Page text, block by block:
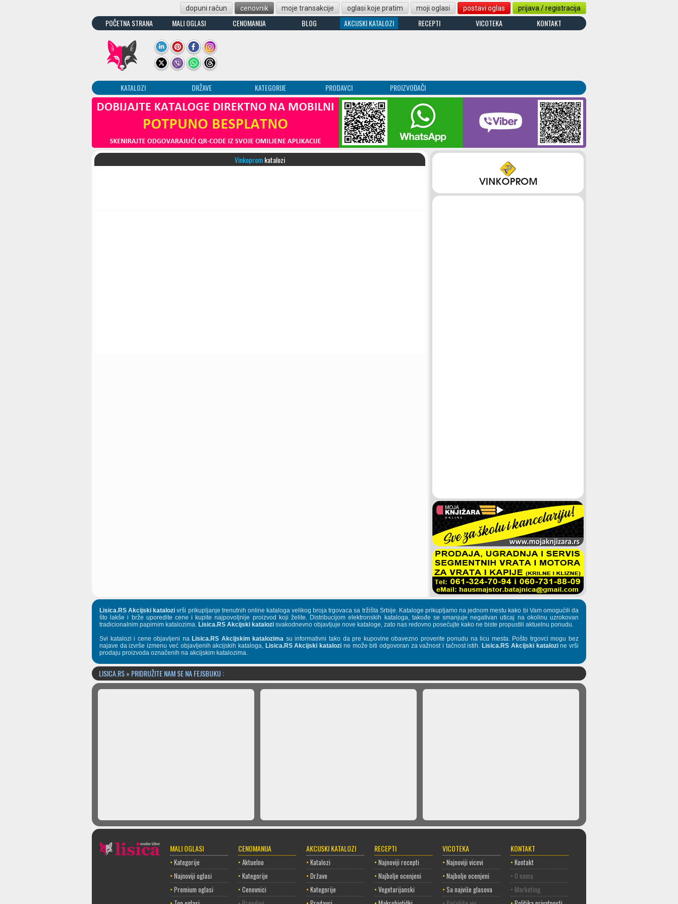
dopuni račun cenovnik moje transakcije oglasi koje pratim moji oglasi postavi oglas prijava / registracija
POČETNA STRANA MALI OGLASI CENOMANIJA BLOG AKCIJSKI KATALOZI RECEPTI VICOTEKA KONTAKT
KATALOZI DRŽAVE KATEGORIJE PRODAVCI PROIZVOĐAČI
Vinkopromkatalozi
Lisica.RS Akcijski katalozi vrši prikupljanje trenutnih online kataloga velikog broja trgovaca sa tržišta Srbije. Kataloge prikupljamo na jednom mestu kako bi Vam omogućili da
što lakše i brže uporedite cene i kupite najpovoljnije proizvod koji želite. Distribucijom elektronskih kataloga, takođe se smanjuje negativan uticaj na okolinu uzrokovan
tradicionalnim papirnim katalozima. Lisica.RS Akcijski katalozi svakodnevno objavljuje nove kataloge, zato nas redovno posećujte kako ne biste propustili aktuelnu ponudu.
Svi katalozi i cene objavljeni na Lisica.RS Akcijskim katalozima su informativni tako da pre kupovine obavezno proverite ponudu na licu mesta. Pošto trgovci mogu bez
najave da izvrše izmenu već objavljenih akcijskih kataloga, Lisica.RS Akcijski katalozi ne može biti odgovoran za važnost i tačnost istih. Lisica.RS Akcijski katalozine vrši
prodaju proizvoda označenih na akcijskim katalozima.
LISICA.RS » PRIDRUŽITE NAM SE NA FEJSBUKU :
MALI OGLASI
• Kategorije
• Najnoviji oglasi
• Premium oglasi
CENOMANIJA
• Aktuelno
• Kategorije
• Cenovnici
AKCIJSKI KATALOZI
• Katalozi
• Države
• Kategorije
RECEPTI
• Najnoviji recepti
• Najbolje ocenjeni
• Vegetarijanski
VICOTEKA
• Najnoviji vicevi
• Najbolje ocenjeni
• Sa najviše glasova
KONTAKT
• Kontakt
• O nama
• Marketing